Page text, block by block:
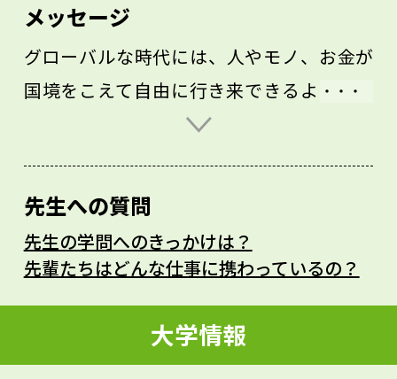
メッセージ
グローバルな時代には、人やモノ、お金が
国境をこえて自由に行き来できるようにな
りました。それに伴って、世界の人々との
とても大切な役割を果たしているのが「言
葉」です。今ではAIの技術が進んでいて、
「外国語を学ぶ意味はあるの？」と考える
も、心の通った対話と交流は、人間にしか
できません。
先生への質問
先生の学問へのきっかけは？
先輩たちはどんな仕事に携わっているの？
大学情報